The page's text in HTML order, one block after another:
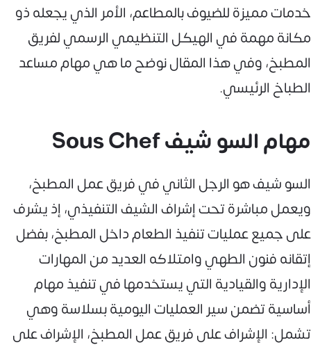
خدمات مميزة للضيوف بالمطاعم، الأمر الذي يجعله ذو
مكانة مهمة في الهيكل التنظيمي الرسمي لفريق
المطبخ، وفي هذا المقال نوضح ما هي مهام مساعد
الطباخ الرئيسي.
مهام السو شيف Sous Chef
السو شيف هو الرجل الثاني في فريق عمل المطبخ،
ويعمل مباشرة تحت إشراف الشيف التنفيذي، إذ يشرف
على جميع عمليات تنفيذ الطعام داخل المطبخ، بفضل
إتقانه فنون الطهي وامتلاكه العديد من المهارات
الإدارية والقيادية التي يستخدمها في تنفيذ مهام
أساسية تضمن سير العمليات اليومية بسلاسة وهي
تشمل: الإشراف على فريق عمل المطبخ، الإشراف على